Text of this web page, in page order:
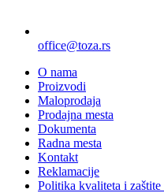
office@toza.rs
O nama
Proizvodi
Maloprodaja
Prodajna mesta
Dokumenta
Radna mesta
Kontakt
Reklamacije
Politika kvaliteta i zaštite